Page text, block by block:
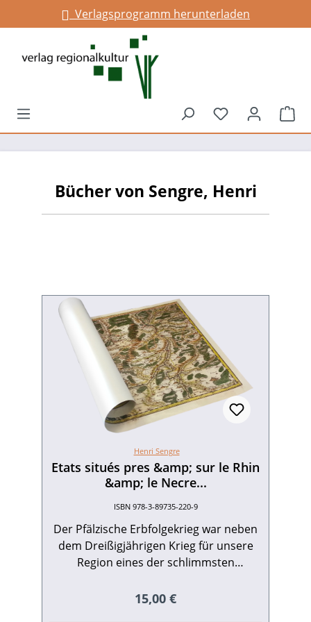
springenVerlagsprogramm herunterladen
Du hast 0
Bücher von Sengre, Henri
Henri Sengre
Etats situés pres &amp; sur le Rhin
&amp; le Necre...
ISBN 978-3-89735-220-9
Der Pfälzische Erbfolgekrieg war neben
dem Dreißigjährigen Krieg für unsere
Region eines der schlimmsten
Jahrhunderte. Wie haben wohl die
Regulärer Preis:
15,00 €